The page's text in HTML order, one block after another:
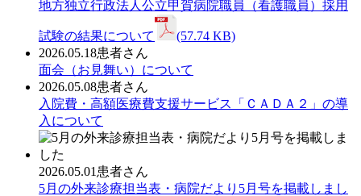
地方独立行政法人公立甲賀病院職員（看護職員）採用
試験の結果について
(57.74 KB)
2026.05.18患者さん
面会（お見舞い）について
2026.05.08患者さん
入院費・高額医療費支援サービス「ＣＡＤＡ２」の導
入について
2026.05.01 患者さん
5月の外来診療担当表・病院だより5月号を掲載しまし